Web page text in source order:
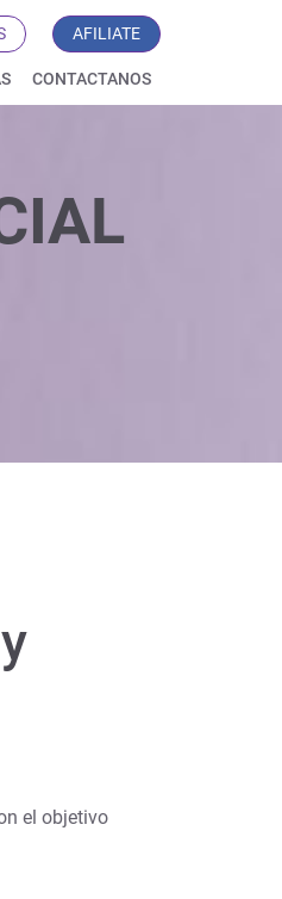
AFILIATE
CONTACTANOS
el objetivo